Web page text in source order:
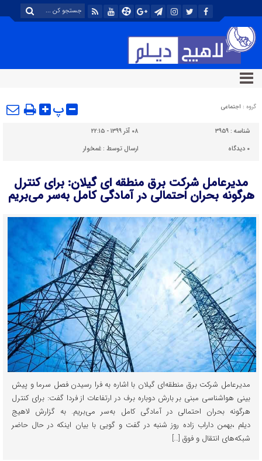
گروه : اجتماعی پ
شناسه : ۳۹۵۹
۰۸ آذر ۱۳۹۹ - ۲۲:۱۵
۰ دیدگاه ارسال توسط :غمخوار
مدیرعامل شرکت برق منطقه ای گیلان: برای کنترل
هرگونه بحران احتمالی در آمادگی کامل به‌سر می‌بریم
مدیرعامل شرکت برق منطقه‌ای گیلان با اشاره به فرا رسیدن فصل سرما و پیش
بینی هواشناسی مبنی بر بارش دوباره برف در ارتفاعات از فردا گفت: برای کنترل
هرگونه بحران احتمالی در آمادگی کامل به‌سر می‌بریم. به گزارش لاهیج
دیلم ،بهمن داراب زاده روز شنبه در گفت و گویی با بیان اینکه در حال حاضر
شبکه‌های انتقال و فوق […]